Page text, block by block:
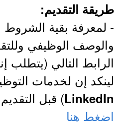
طريقة التقديم:
- لمعرفة بقية الشروط
والوصف الوظيفي
الرابط التالي
لينكد إن لخدمات
LinkedIn) قبل
اضغط هنا